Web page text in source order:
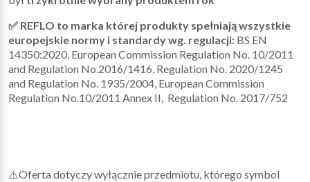
✅ REFLO to marka której produkty spełniają wszystkie
europejskie normy i standardy wg. regulacji: BS EN
14350:2020, European Commission Regulation No. 10/2011
and Regulation No.2016/1416, Regulation No. 2020/1245
and Regulation No. 1935/2004, European Commission
Regulation No.10/2011 Annex II, Regulation No. 2017/752
⚠️Oferta dotyczy wyłącznie przedmiotu, którego symbol